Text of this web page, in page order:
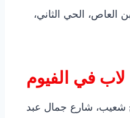
عمرو بن العاص، الحي الثاني،
في الفيوم
شعيب، شارع جمال عبد